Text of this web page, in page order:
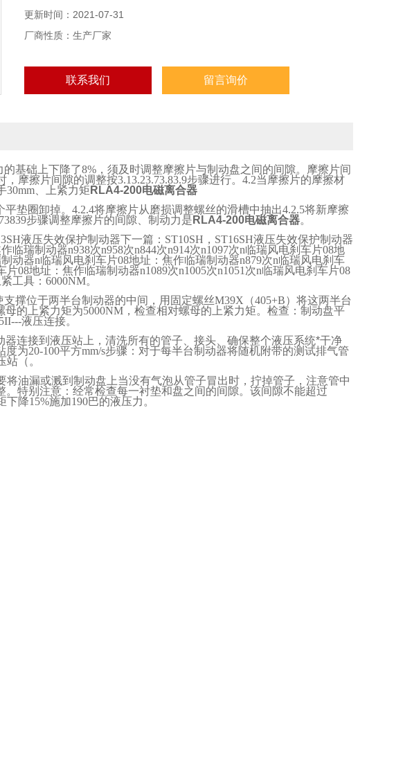
更新时间：2021-07-31
厂商性质：生产厂家
联系我们 留言询价
基础上下降了8% ，须及时调整摩擦片与制动盘之间的间隙。摩擦片间
，摩擦片间隙的调整按3.13.23.73.83.9步骤进行。 4.2当摩擦片的摩擦材
30mm 、上紧力矩 RLA4-200电磁离合器
平垫圈卸掉。 4.2.4将摩擦片从磨损调整螺丝的滑槽中抽出4.2.5将新摩擦
步骤调整摩擦片的间隙、制动力是 RLA4-200电磁离合器。
3SH液压失效保护制动器下一篇： ST10SH ， ST16SH液压失效保护制动器
临瑞制动器n938次n958次n844次n914次n1097次n临瑞风电刹车片08地
动器n临瑞风电刹车片08地址：焦作临瑞制动器n879次n临瑞风电刹车
片08地址：焦作临瑞制动器n1089次n1005次n1051 次n临瑞风电刹车片08
工具： 6000NM。
撑位于两半台制动器的中间，用固定螺丝M39X （405+B）将这两半台
母的上紧力矩为5000NM ，检查相对螺母的上紧力矩。检查：制动盘平
液压连接。
器连接到液压站上，清洗所有的管子、接头、确保整个液压系统*干净
度为20-100平方mm/s步骤：对于每半台制动器将随机附带的测试排气管
（。
将油漏或溅到制动盘上当没有气泡从管子冒出时，拧掉管子，注意管中
特别注意：经常检查每一衬垫和盘之间的间隙。该间隙不能超过
下降15%施加190巴的液压力。